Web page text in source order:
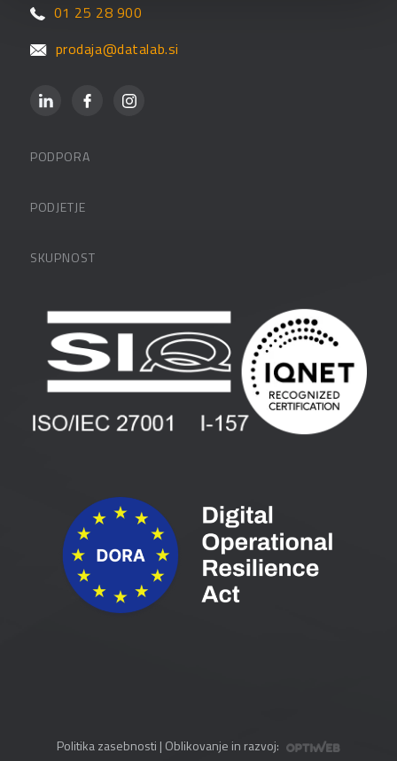
01 25 28 900
prodaja@datalab.si
PODPORA
FAQ – pogosta vprašanja
PODJETJE
Zaposlitev
Vlagatelji
Pogoji in pogodbe
SKUPNOST
Blog
Spletni seminarji
Politika zasebnosti | Oblikovanje in razvoj: